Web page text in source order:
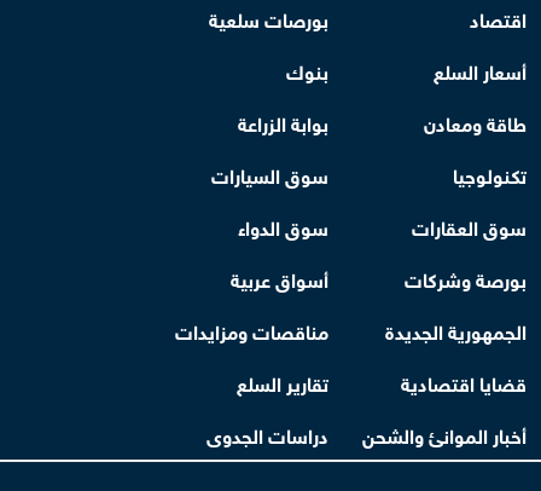
اقتصاد
بورصات سلعية
أسعار السلع
بنوك
طاقة ومعادن
بوابة الزراعة
تكنولوجيا
سوق السيارات
سوق العقارات
سوق الدواء
بورصة وشركات
أسواق عربية
الجمهورية الجديدة
مناقصات ومزايدات
قضايا اقتصادية
تقارير السلع
أخبار الموانئ والشحن
دراسات الجدوى